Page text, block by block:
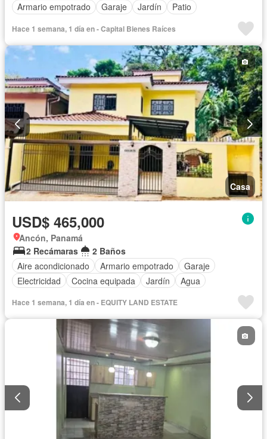
Armario empotrado
Garaje Jardín Patio
Hace 1 semana, 1 día en - Capital Bienes Raíces
Casa
USD$ 465,000
Ancón, Panamá
2 Recámaras
2 Baños
Aire acondicionado
Armario empotrado
Garaje
Electricidad
Cocina equipada Jardín Agua
Hace 1 semana, 1 día en - EQUITY LAND ESTATE